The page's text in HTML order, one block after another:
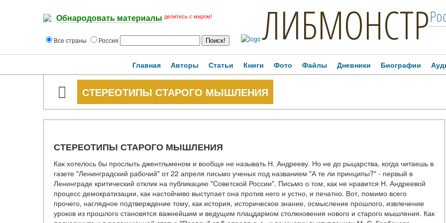
Обнародовать материалы делитесь с миром!
Все страны Россия ЛИБМОНСТР
Главная Авторы Статьи Книги Фото Файлы Дневники Биографии
СТЕРЕОТИПЫ СТАРОГО МЫШЛЕНИЯ
СТЕРЕОТИПЫ СТАРОГО МЫШЛЕНИЯ
Как хотелось бы прослыть джентльменом и вообще не называть Н. Андрееву. Но не до рыцарства, когда читаешь в
газете "Ленинградский рабочий" от 22 апреля письмо ученых под названием "А те ли принципы?" - первый в
Ленинграде критический отклик на публикацию "Советской России". Письмо о том, как не нравится Н. Андреевой
процесс демократизации, как настойчиво выступает она против него и устно, и печатно. Вот, помимо всего
прочего, наглядное подтверждение тому, как история, историческое знание, осмысление прошлого, извлечение
уроков из прошлого становятся важнейшим и ведущим плацдармом столкновения нового и старого мышления. Как